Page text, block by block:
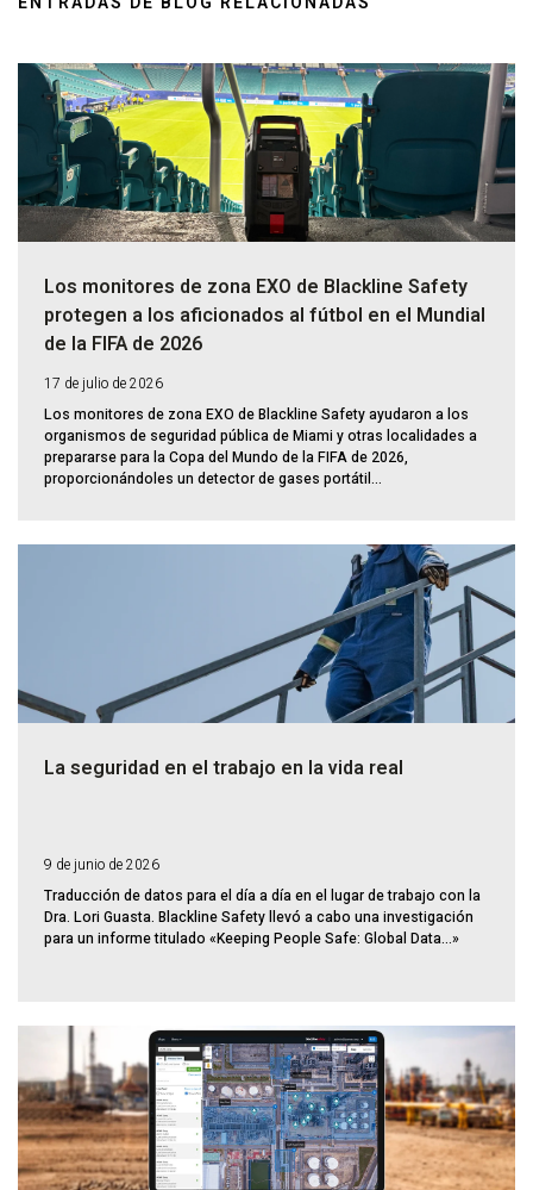
Los monitores de zona EXO de Blackline Safety
protegen a los aficionados al fútbol en el Mundial
de la FIFA de 2026
17 de julio de 2026
Los monitores de zona EXO de Blackline Safety ayudaron a los
organismos de seguridad pública de Miami y otras localidades a
prepararse para la Copa del Mundo de la FIFA de 2026,
proporcionándoles un detector de gases portátil...
La seguridad en el trabajo en la vida real
9 de junio de 2026
Traducción de datos para el día a día en el lugar de trabajo con la
Dra. Lori Guasta. Blackline Safety llevó a cabo una investigación
para un informe titulado «Keeping People Safe: Global Data...»